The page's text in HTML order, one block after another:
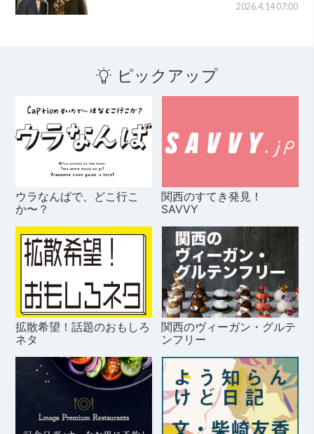
2026.4.14 07:00
ピックアップ
ウラなんばで、どこ行こ
か〜？
関西のすてき発見！
SAVVY
拡散希望！話題のおもしろ
ネタ
関西のヴィーガン・グルテ
ンフリー